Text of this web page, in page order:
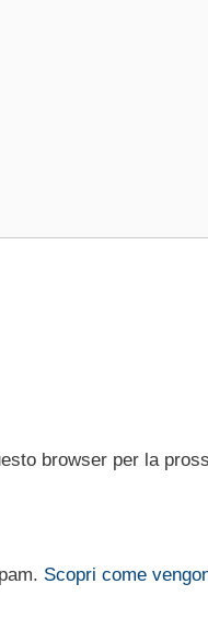
browser per la
Scopri come